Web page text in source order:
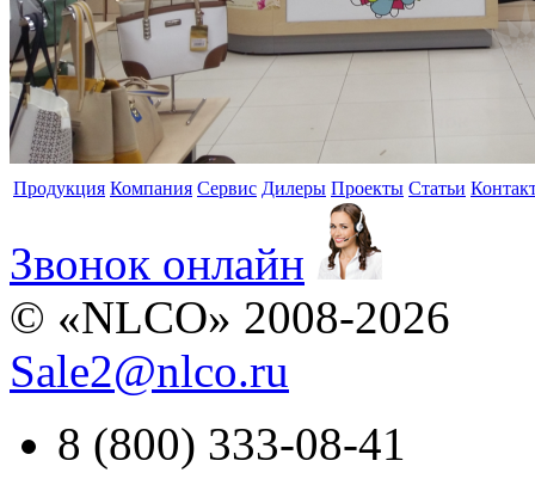
Продукция Компания Сервис Дилеры Проекты Статьи
Звонок онлайн
© «NLCO» 2008-2026
Sale2@nlco.ru
8 (800) 333-08-41